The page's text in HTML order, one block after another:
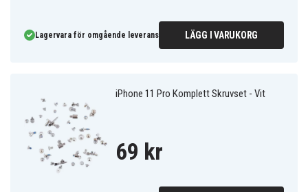
Lagervara för omgående leverans LÄGG I VARUKORG
iPhone 11 Pro Komplett Skruvset - Vit
69 kr